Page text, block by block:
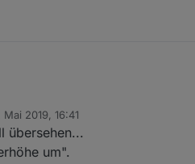
Mai 2019, 16:41
übersehen...
um".